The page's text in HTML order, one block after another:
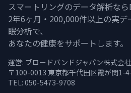
スマートリングのデータ解析なら
2年6ヶ月・200,000件以上の実
眠分析で、
あなたの健康をサポートします。
運営: ブロードバンドジャパン株式会社
〒100-0013 東京都千代田区霞が関1-
TEL: 050-5473-9708